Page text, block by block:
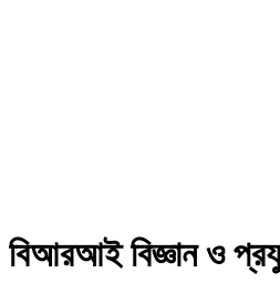
বিআরআই বিজ্ঞান ও